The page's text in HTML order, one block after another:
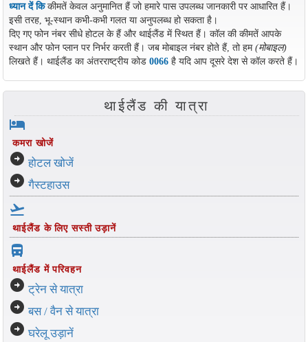
ध्यान दें किकीमतें केवल अनुमानित हैं जो हमारे पास उपलब्ध जानकारी पर आधारित हैं।
इसी तरह, भू-स्थान कभी-कभी गलत या अनुपलब्ध हो सकता है।
दिए गए फोन नंबर सीधे होटल के हैं और थाईलैंड में स्थित हैं। कॉल की कीमतें आपके
स्थान और फोन प्लान पर निर्भर करती हैं। जब मोबाइल नंबर होते हैं, तो हम(मोबाइल)
लिखते हैं। थाईलैंड का अंतरराष्ट्रीय कोड 0066है यदि आप दूसरे देश से कॉल करते हैं।
थाईलैंड की यात्रा
hotel
कमरा खोजें
arrow_circle_right होटल खोजें
arrow_circle_right गैस्टहाउस
flight_takeoff
थाईलैंड के लिए सस्ती उड़ानें
directions_bus_filled
थाईलैंड में परिवहन
arrow_circle_right ट्रेन से यात्रा
arrow_circle_right बस / वैन से यात्रा
arrow_circle_right घरेलू उड़ानें